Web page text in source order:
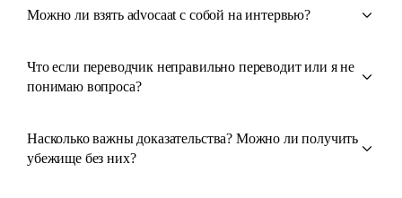
Можно ли взять advocaat с собой на интервью?
Что если переводчик неправильно переводит или я не
понимаю вопроса?
Насколько важны доказательства? Можно ли получить
убежище без них?